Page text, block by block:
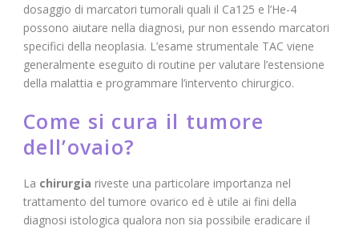
dosaggio di marcatori tumorali quali il Ca125 e l’He-4
possono aiutare nella diagnosi, pur non essendo marcatori
specifici della neoplasia. L’esame strumentale TAC viene
generalmente eseguito di routine per valutare l’estensione
della malattia e programmare l’intervento chirurgico.
Come si cura il tumore
dell’ovaio?
La chirurgia riveste una particolare importanza nel
trattamento del tumore ovarico ed è utile ai fini della
diagnosi istologica qualora non sia possibile eradicare il